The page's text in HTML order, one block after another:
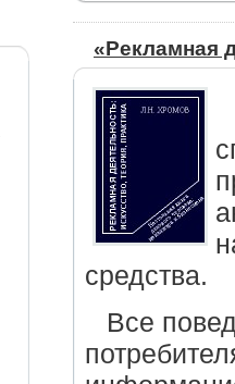
«Рекламная
средства.
Все